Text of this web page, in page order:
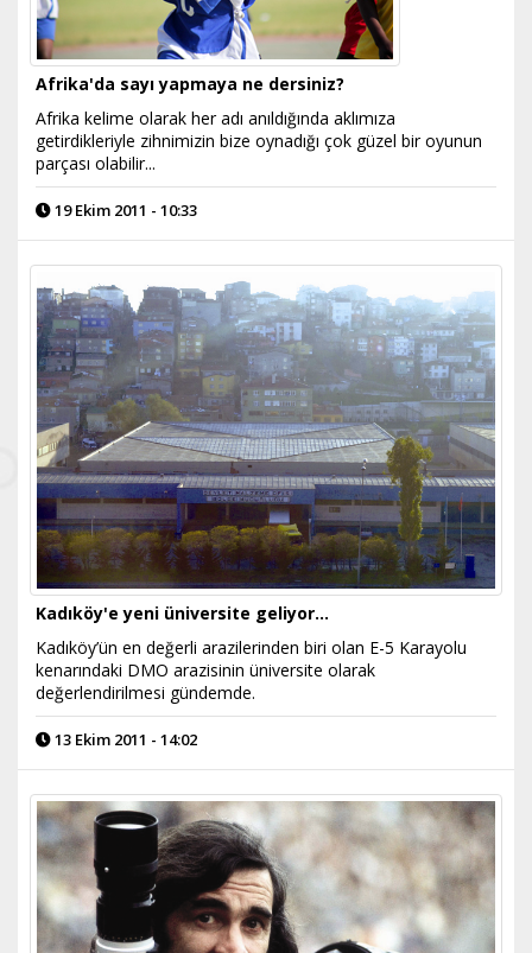
Afrika'da sayı yapmaya ne dersiniz?
Afrika kelime olarak her adı anıldığında aklımıza
getirdikleriyle zihnimizin bize oynadığı çok güzel bir oyunun
parçası olabilir...
19 Ekim 2011 - 10:33
Kadıköy'e yeni üniversite geliyor…
Kadıköy’ün en değerli arazilerinden biri olan E-5 Karayolu
kenarındaki DMO arazisinin üniversite olarak
değerlendirilmesi gündemde.
13 Ekim 2011 - 14:02